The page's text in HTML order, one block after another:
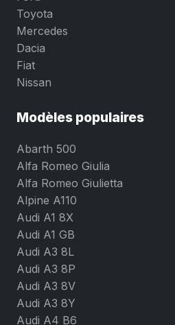
Toyota
Mercedes
Dacia
Fiat
Nissan
Modèles populaires
Abarth 500
Alfa Romeo Giulia
Alfa Romeo Giulietta
Alpine A110
Audi A1 8X
Audi A1 GB
Audi A3 8L
Audi A3 8P
Audi A3 8V
Audi A3 8Y
Audi A4 B6